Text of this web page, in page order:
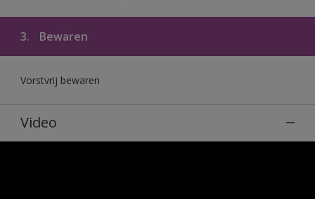
3. Bewaren
Vorstvrij bewaren
Video